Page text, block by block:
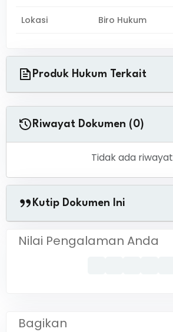
Lokasi Biro Hukum
Produk Hukum Terkait
Riwayat Dokumen (0)
Tidak ada riwayat
Kutip Dokumen Ini
Nilai Pengalaman Anda
Bagikan